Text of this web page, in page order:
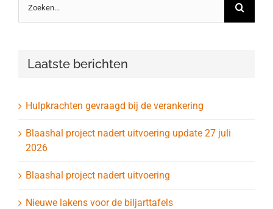
naar:
Laatste berichten
Hulpkrachten gevraagd bij de verankering
Blaashal project nadert uitvoering update 27 juli
2026
Blaashal project nadert uitvoering
Nieuwe lakens voor de biljarttafels